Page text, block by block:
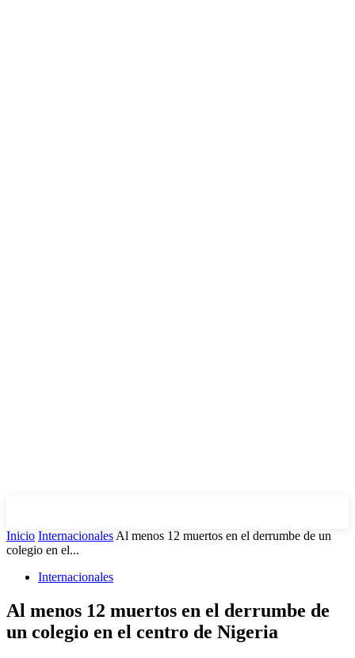
Inicio Internacionales Al menos 12 muertos en el derrumbe de un
colegio en el...
Internacionales
Al menos 12 muertos en el derrumbe de
un colegio en el centro de Nigeria